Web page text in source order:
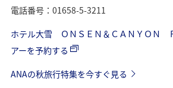
電話番号：01658-5-3211
ホテル大雪 ＯＮＳＥＮ＆ＣＡＮＹＯＮ
アーを予約する
ANAの秋旅行特集を今すぐ見る